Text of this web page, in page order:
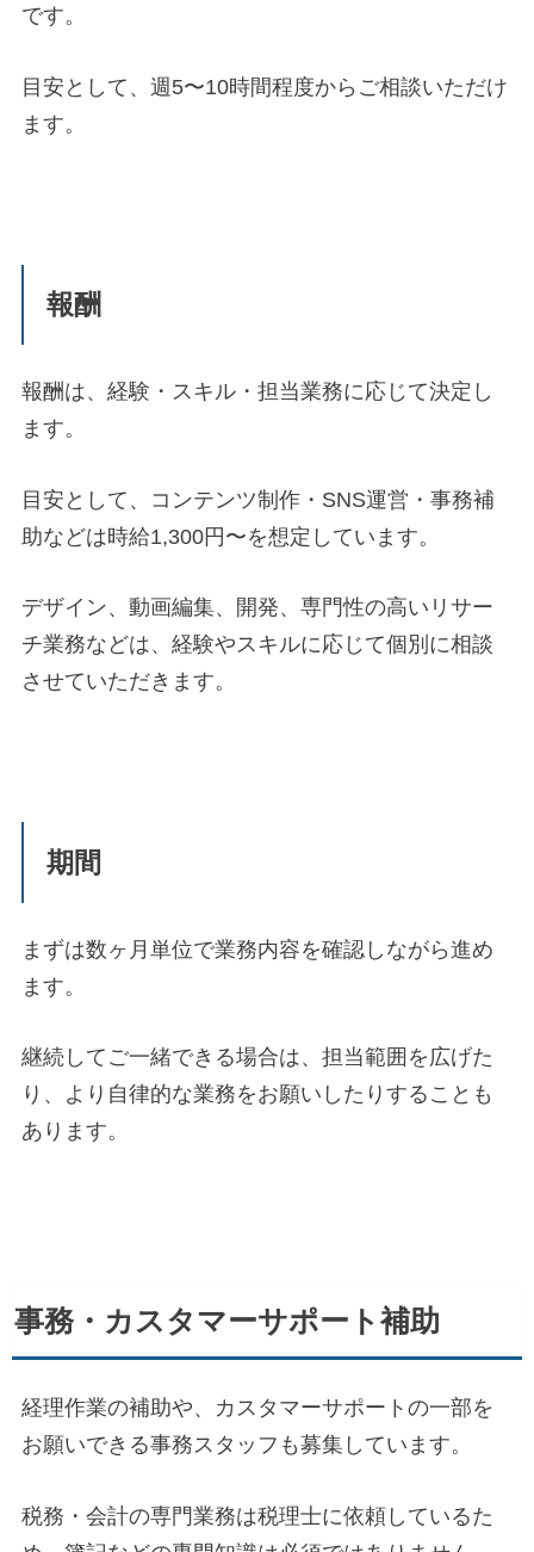
です。
目安として、週5〜10時間程度からご相談いただけ
ます。
報酬
報酬は、経験・スキル・担当業務に応じて決定し
ます。
目安として、コンテンツ制作・SNS運営・事務補
助などは時給1,300円〜を想定しています。
デザイン、動画編集、開発、専門性の高いリサー
チ業務などは、経験やスキルに応じて個別に相談
させていただきます。
期間
まずは数ヶ月単位で業務内容を確認しながら進め
ます。
継続してご一緒できる場合は、担当範囲を広げた
り、より自律的な業務をお願いしたりすることも
あります。
事務・カスタマーサポート補助
経理作業の補助や、カスタマーサポートの一部を
お願いできる事務スタッフも募集しています。
税務・会計の専門業務は税理士に依頼しているた